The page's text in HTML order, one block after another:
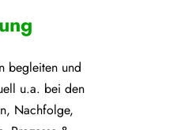
begleiten und
u.a. bei den
Nachfolge,